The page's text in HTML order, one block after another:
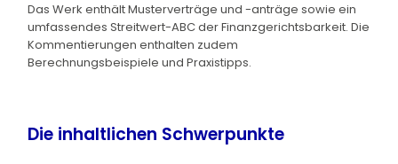
Das Werk enthält Musterverträge und -anträge sowie ein
umfassendes Streitwert-ABC der Finanzgerichtsbarkeit. Die
Kommentierungen enthalten zudem
Berechnungsbeispiele und Praxistipps.
Die inhaltlichen Schwerpunkte